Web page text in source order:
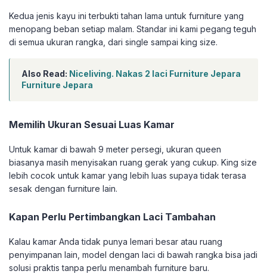
Kedua jenis kayu ini terbukti tahan lama untuk furniture yang
menopang beban setiap malam. Standar ini kami pegang teguh
di semua ukuran rangka, dari single sampai king size.
Also Read: Niceliving. Nakas 2 laci Furniture Jepara
Furniture Jepara
Memilih Ukuran Sesuai Luas Kamar
Untuk kamar di bawah 9 meter persegi, ukuran queen
biasanya masih menyisakan ruang gerak yang cukup. King size
lebih cocok untuk kamar yang lebih luas supaya tidak terasa
sesak dengan furniture lain.
Kapan Perlu Pertimbangkan Laci Tambahan
Kalau kamar Anda tidak punya lemari besar atau ruang
penyimpanan lain, model dengan laci di bawah rangka bisa jadi
solusi praktis tanpa perlu menambah furniture baru.